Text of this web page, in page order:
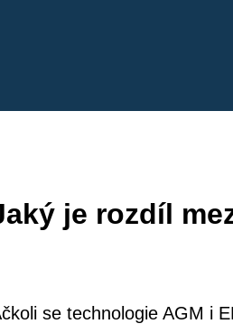
je rozdíl
se technologie AGM i